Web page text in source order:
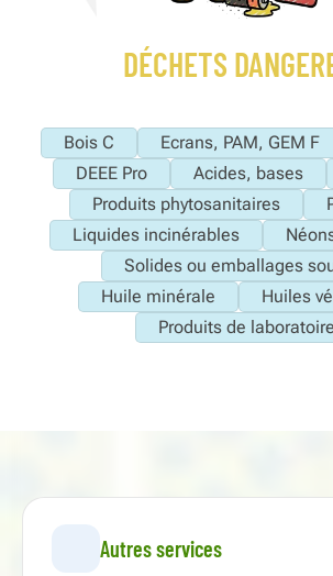
DÉCHETS
Bois C Ecrans, PAM, GEM F
DEEE Pro
Acides, bases
Produits phytosanitaires
Liquides incinérables
Solides ou emballages
Huile minérale
Huiles
Produits de laboratoire
Autres services